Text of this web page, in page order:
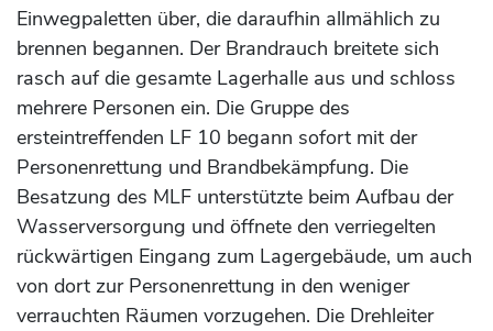
Einwegpaletten über, die daraufhin allmählich zu
brennen begannen. Der Brandrauch breitete sich
rasch auf die gesamte Lagerhalle aus und schloss
mehrere Personen ein. Die Gruppe des
ersteintreffenden LF 10 begann sofort mit der
Personenrettung und Brandbekämpfung. Die
Besatzung des MLF unterstützte beim Aufbau der
Wasserversorgung und öffnete den verriegelten
rückwärtigen Eingang zum Lagergebäude, um auch
von dort zur Personenrettung in den weniger
verrauchten Räumen vorzugehen. Die Drehleiter